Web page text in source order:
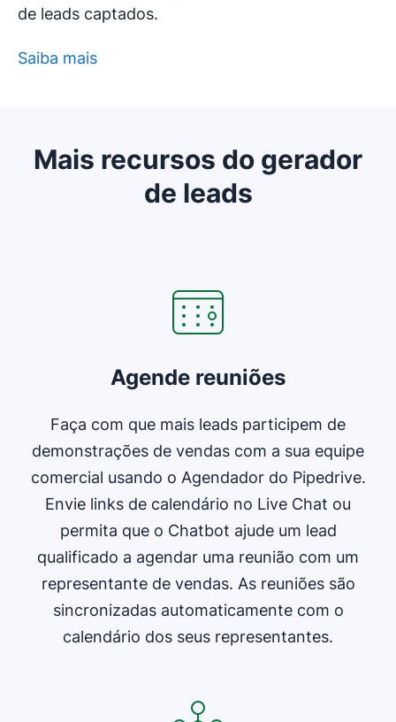
de leads captados.
Saiba mais
Mais recursos do gerador
de leads
Agende reuniões
Faça com que mais leads participem de
demonstrações de vendas com a sua equipe
comercial usando o Agendador do Pipedrive.
Envie links de calendário no Live Chat ou
permita que o Chatbot ajude um lead
qualificado a agendar uma reunião com um
representante de vendas. As reuniões são
sincronizadas automaticamente com o
calendário dos seus representantes.